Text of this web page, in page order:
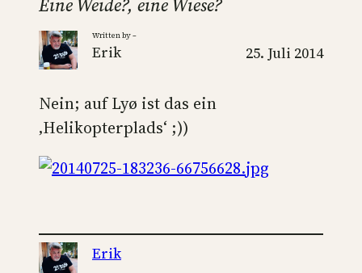
Eine Weide?, eine Wiese?
Written by –
Erik 25. Juli 2014
Nein; auf Lyø ist das ein
‚Helikopterplads‘ ;))
Erik